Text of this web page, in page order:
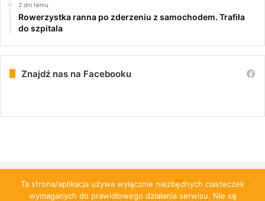
2 dni temu
Rowerzystka ranna po zderzeniu z samochodem. Trafiła
do szpitala
Znajdź nas na Facebooku
© Copyright 2026, All Rights Reserved | PulsRadomska.pl
Ta strona/aplikacja używa wyłącznie niezbędnych ciasteczek
wymaganych do prawidłowego działania serwisu. Nie są